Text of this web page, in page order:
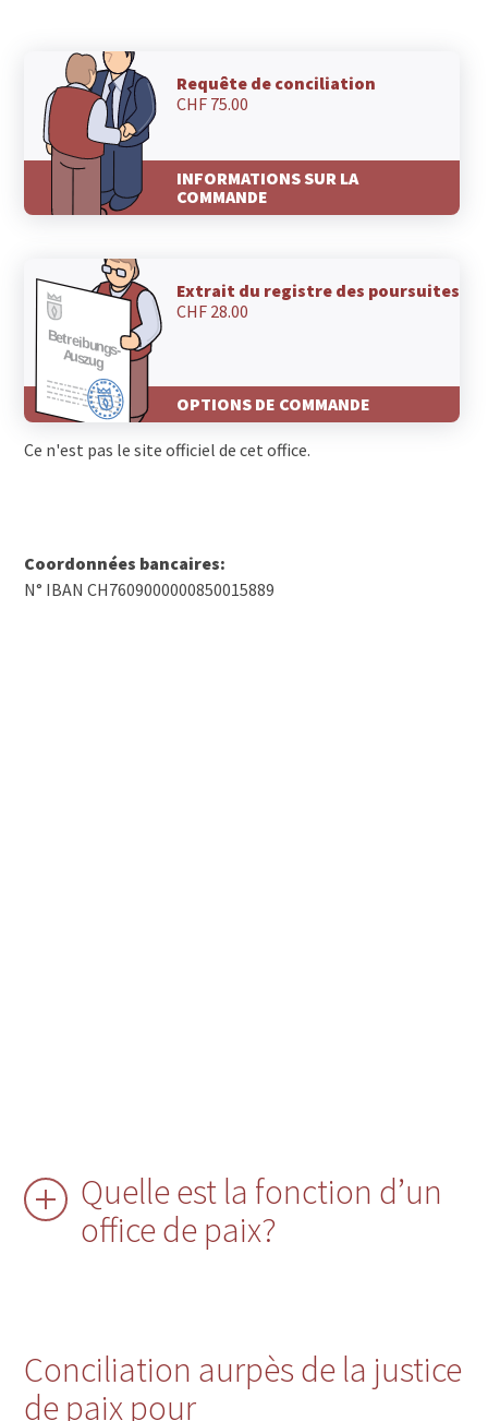
8587 Oberaach
8582 Dozwil
8581 Schocherswil
8580 Sommeri
8580 Hefenhofen
8580 Hagenwil b. Amriswil
8580 Biessenhofen
Requête de conciliation
CHF 75.00
INFORMATIONS SUR LA
COMMANDE
Extrait du registre des poursuites
CHF 28.00
OPTIONS DE COMMANDE
Ce n'est pas le site officiel de cet office.
Coordonnées bancaires:
N° IBAN CH7609000000850015889
Quelle est la fonction d’un
office de paix?
Conciliation aurpès de la justice
de paix pour